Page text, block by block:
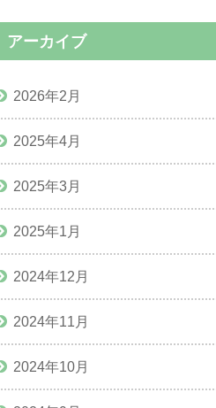
アーカイブ
2026年2月
2025年4月
2025年3月
2025年1月
2024年12月
2024年11月
2024年10月